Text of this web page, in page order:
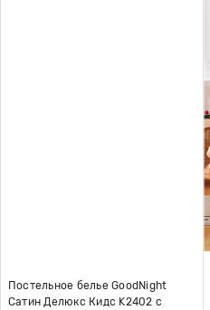
Постельное белье GoodNight
Сатин Делюкс Кидс K2402 с